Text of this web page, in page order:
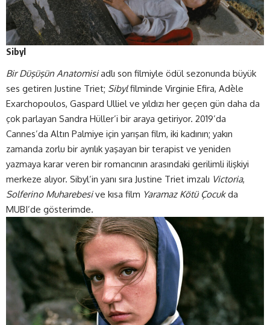
Sibyl
Bir Düşüşün Anatomisiadlı son filmiyle ödül sezonunda büyük
ses getiren Justine Triet; Sibylfilminde Virginie Efira, Adèle
Exarchopoulos, Gaspard Ulliel ve yıldızı her geçen gün daha da
çok parlayan Sandra Hüller’i bir araya getiriyor. 2019’da
Cannes’da Altın Palmiye için yarışan film, iki kadının; yakın
zamanda zorlu bir ayrılık yaşayan bir terapist ve yeniden
yazmaya karar veren bir romancının arasındaki gerilimli ilişkiyi
merkeze alıyor. Sibyl’in yanı sıra Justine Triet imzalı Victoria,
Solferino Muharebesive kısa film Yaramaz Kötü Çocukda
MUBI’de gösterimde.